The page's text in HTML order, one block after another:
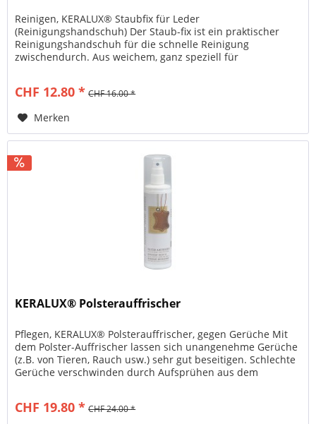
Reinigen, KERALUX® Staubfix für Leder
(Reinigungshandschuh) Der Staub-fix ist ein praktischer
Reinigungshandschuh für die schnelle Reinigung
zwischendurch. Aus weichem, ganz speziell für
CHF 12.80 * CHF 16.00 *
Merken
KERALUX® Polsterauffrischer
Pflegen, KERALUX® Polsterauffrischer, gegen Gerüche Mit
dem Polster-Auffrischer lassen sich unangenehme Gerüche
(z.B. von Tieren, Rauch usw.) sehr gut beseitigen. Schlechte
Gerüche verschwinden durch Aufsprühen aus dem
CHF 19.80 * CHF 24.00 *